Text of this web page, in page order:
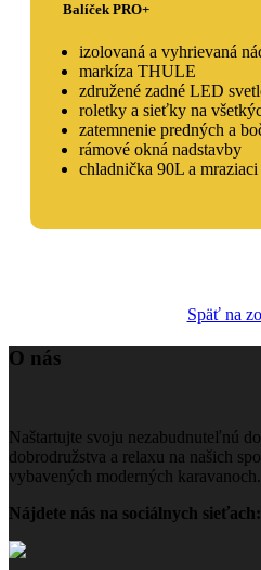
Balíček PRO+
izolovaná a vyhrievaná
markíza THULE
združené zadné LED
roletky a sieťky na
zatemnenie predných a
rámové okná nadstavby
chladnička 90L a
Späť na
O nás
Naštartujte svoju nezabudnuteľnú
dobrodružstva a relaxu na našich
vybavených moderných karavanoch.
Nájdete nás na sociálnych sieťach: